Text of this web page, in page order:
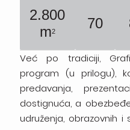
2.800
m2 70
Većpo tradiciji,
program (u prilogu),
predavanja,
dostignuća, a
udruženja, obrazovnih i